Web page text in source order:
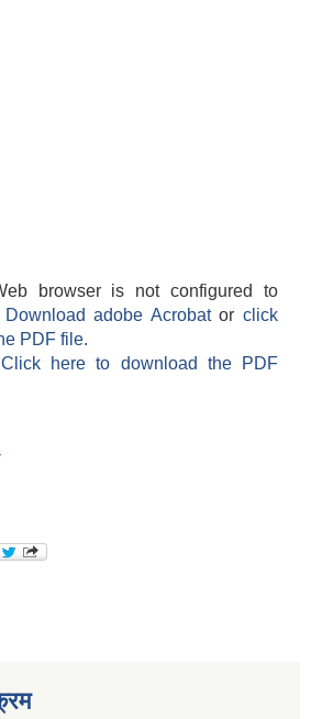
browser is not configured to
Download adobe Acrobatorclick
PDF file.
Click here to download the PDF